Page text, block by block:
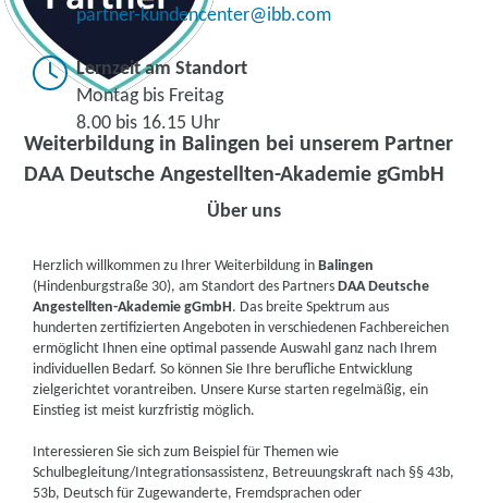
Weiterbildung in Balingen bei unserem Partner
DAA Deutsche Angestellten-Akademie gGmbH
partner-kundencenter@ibb.com
Lernzeit am Standort
Montag bis Freitag
8.00 bis 16.15 Uhr
Über uns
Herzlich willkommen zu Ihrer Weiterbildung inBalingen
(Hindenburgstraße 30), am Standort des PartnersDAA Deutsche
Angestellten-Akademie gGmbH. Das breite Spektrum aus
hunderten zertifizierten Angeboten in verschiedenen Fachbereichen
ermöglicht Ihnen eine optimal passende Auswahl ganz nach Ihrem
individuellen Bedarf. So können Sie Ihre berufliche Entwicklung
zielgerichtet vorantreiben. Unsere Kurse starten regelmäßig, ein
Einstieg ist meist kurzfristig möglich.
Interessieren Sie sich zum Beispiel für Themen wie
Schulbegleitung/Integrationsassistenz, Betreuungskraft nach §§ 43b,
53b, Deutsch für Zugewanderte, Fremdsprachen oder